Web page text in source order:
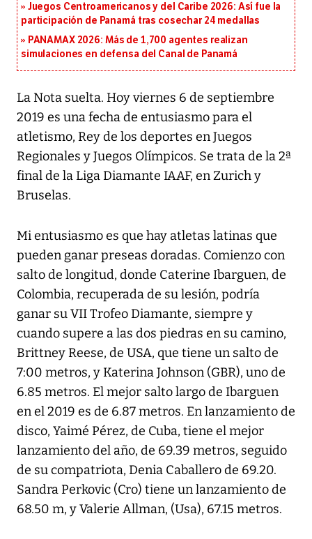
Juegos Centroamericanos y del Caribe 2026: Así fue la
participación de Panamá tras cosechar 24 medallas
PANAMAX 2026: Más de 1,700 agentes realizan
simulaciones en defensa del Canal de Panamá
La Nota suelta. Hoy viernes 6 de septiembre
2019 es una fecha de entusiasmo para el
atletismo, Rey de los deportes en Juegos
Regionales y Juegos Olímpicos. Se trata de la 2ª
final de la Liga Diamante IAAF, en Zurich y
Bruselas.
Mi entusiasmo es que hay atletas latinas que
pueden ganar preseas doradas. Comienzo con
salto de longitud, donde Caterine Ibarguen, de
Colombia, recuperada de su lesión, podría
ganar su VII Trofeo Diamante, siempre y
cuando supere a las dos piedras en su camino,
Brittney Reese, de USA, que tiene un salto de
7:00 metros, y Katerina Johnson (GBR), uno de
6.85 metros. El mejor salto largo de Ibarguen
en el 2019 es de 6.87 metros. En lanzamiento de
disco, Yaimé Pérez, de Cuba, tiene el mejor
lanzamiento del año, de 69.39 metros, seguido
de su compatriota, Denia Caballero de 69.20.
Sandra Perkovic (Cro) tiene un lanzamiento de
68.50 m, y Valerie Allman, (Usa), 67.15 metros.